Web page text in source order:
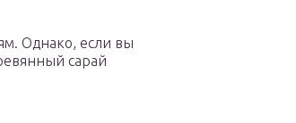
Однако, если вы
сарай